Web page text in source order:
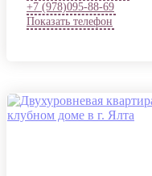
+7 (978)095-88-69
Показать телефон